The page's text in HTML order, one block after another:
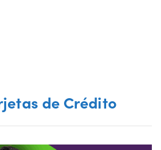
de Crédito